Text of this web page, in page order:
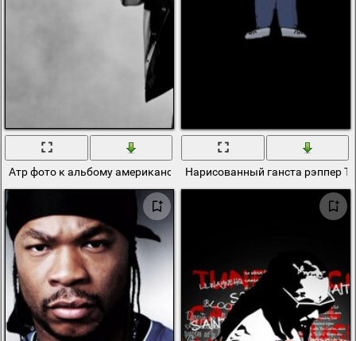
Атр фото к альбому американского хип-хоп исполнителя
Нарисованный ганста рэппер